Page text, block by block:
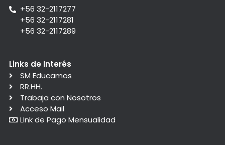
+56 32-2117277
+56 32-2117281
+56 32-2117289
Links de Interés
SM Educamos
RR.HH.
Trabaja con Nosotros
Acceso Mail
LInk de Pago Mensualidad